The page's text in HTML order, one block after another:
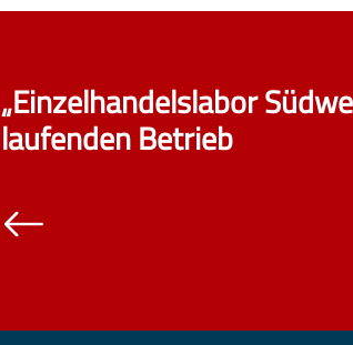
„Einzelhandelslabor
laufenden Betrieb